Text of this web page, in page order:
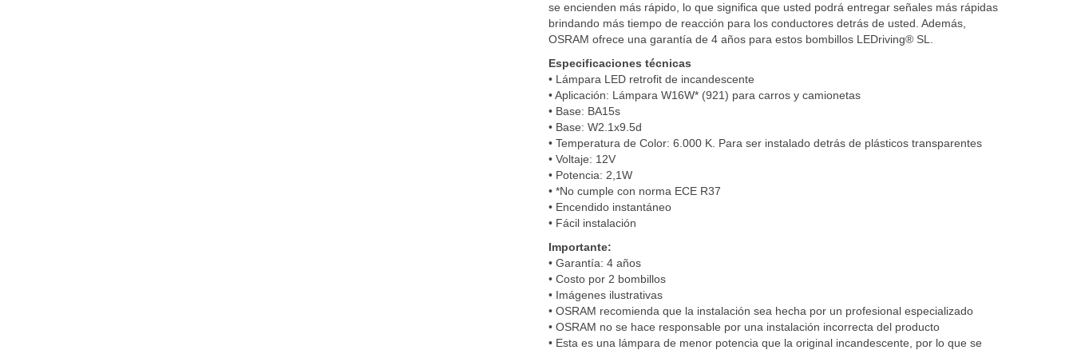
se encienden más rápido, lo que significa que usted podrá entregar señales más rápidas
brindando más tiempo de reacción para los conductores detrás de usted. Además,
OSRAM ofrece una garantía de 4 años para estos bombillos LEDriving® SL.
Especificaciones técnicas
• Lámpara LED retrofit de incandescente
• Aplicación: Lámpara W16W* (921) para carros y camionetas
• Base: BA15s
• Base: W2.1x9.5d
• Temperatura de Color: 6.000 K. Para ser instalado detrás de plásticos transparentes
• Voltaje: 12V
• Potencia: 2,1W
• *No cumple con norma ECE R37
• Encendido instantáneo
• Fácil instalación
Importante:
• Garantía: 4 años
• Costo por 2 bombillos
• Imágenes ilustrativas
• OSRAM recomienda que la instalación sea hecha por un profesional especializado
• OSRAM no se hace responsable por una instalación incorrecta del producto
• Esta es una lámpara de menor potencia que la original incandescente, por lo que se